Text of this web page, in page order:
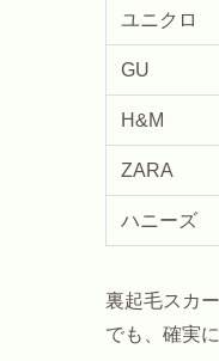
ユニクロ
GU
H&M
ZARA
ハニーズ
裏起毛スカ
でも、確実